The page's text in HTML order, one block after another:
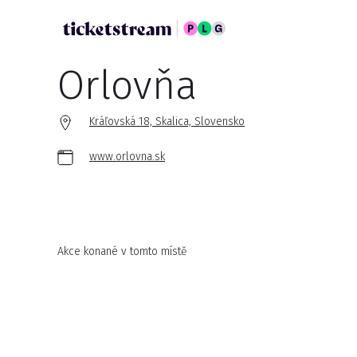
Orlovňa
Kráľovská 18, Skalica, Slovensko
www.orlovna.sk
Akce konané v tomto místě